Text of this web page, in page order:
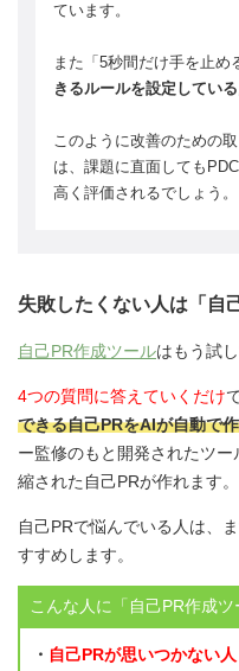
ています。
また「5秒間だけ手を止め
きるルールを設定してい
このように改善のための
は、課題に直面しても
高く評価されるでしょう。
失敗したくない人は「自
自己PR作成ツールはもう試
4つの質問に答えていくだけ
できる自己PRをAIが自動で
ー監修のもと開発されたツ
縮された自己PRが作れます。
自己PRで悩んでいる人は、
すすめします。
こんな人に「自己PR作成
・ 自己PRが思いつかない人